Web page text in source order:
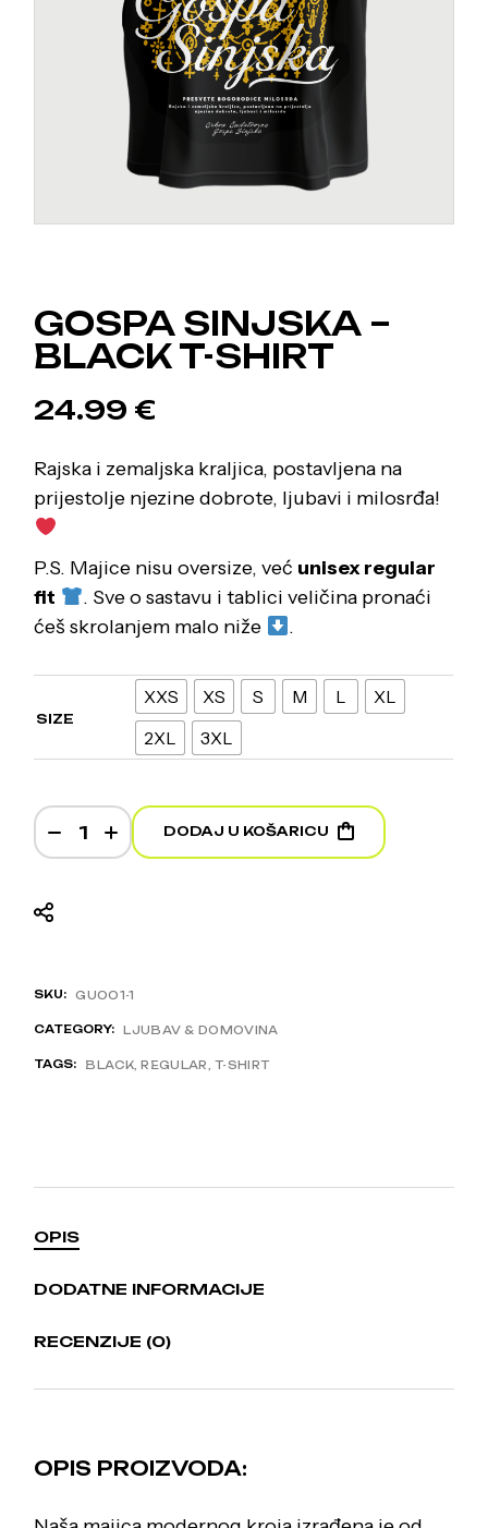
GOSPA SINJSKA –
BLACK T-SHIRT
24.99 €
Rajska i zemaljska kraljica, postavljena na
prijestolje njezine dobrote, ljubavi i milosrđa!
P.S. Majice nisu oversize, već unisex regular
fit
. Sve o sastavu i tablici veličina pronaći
ćeš skrolanjem malo niže
.
SIZE
XXS XS S M L
XL
2XL
3XL
Gospa Sinjska - Black T-shirt quantity
DODAJ U KOŠARICU
SKU: GU001-1
CATEGORY: LJUBAV & DOMOVINA
TAGS: BLACK,REGULAR ,T-SHIRT
OPIS
DODATNE INFORMACIJE
RECENZIJE (0)
OPIS PROIZVODA: